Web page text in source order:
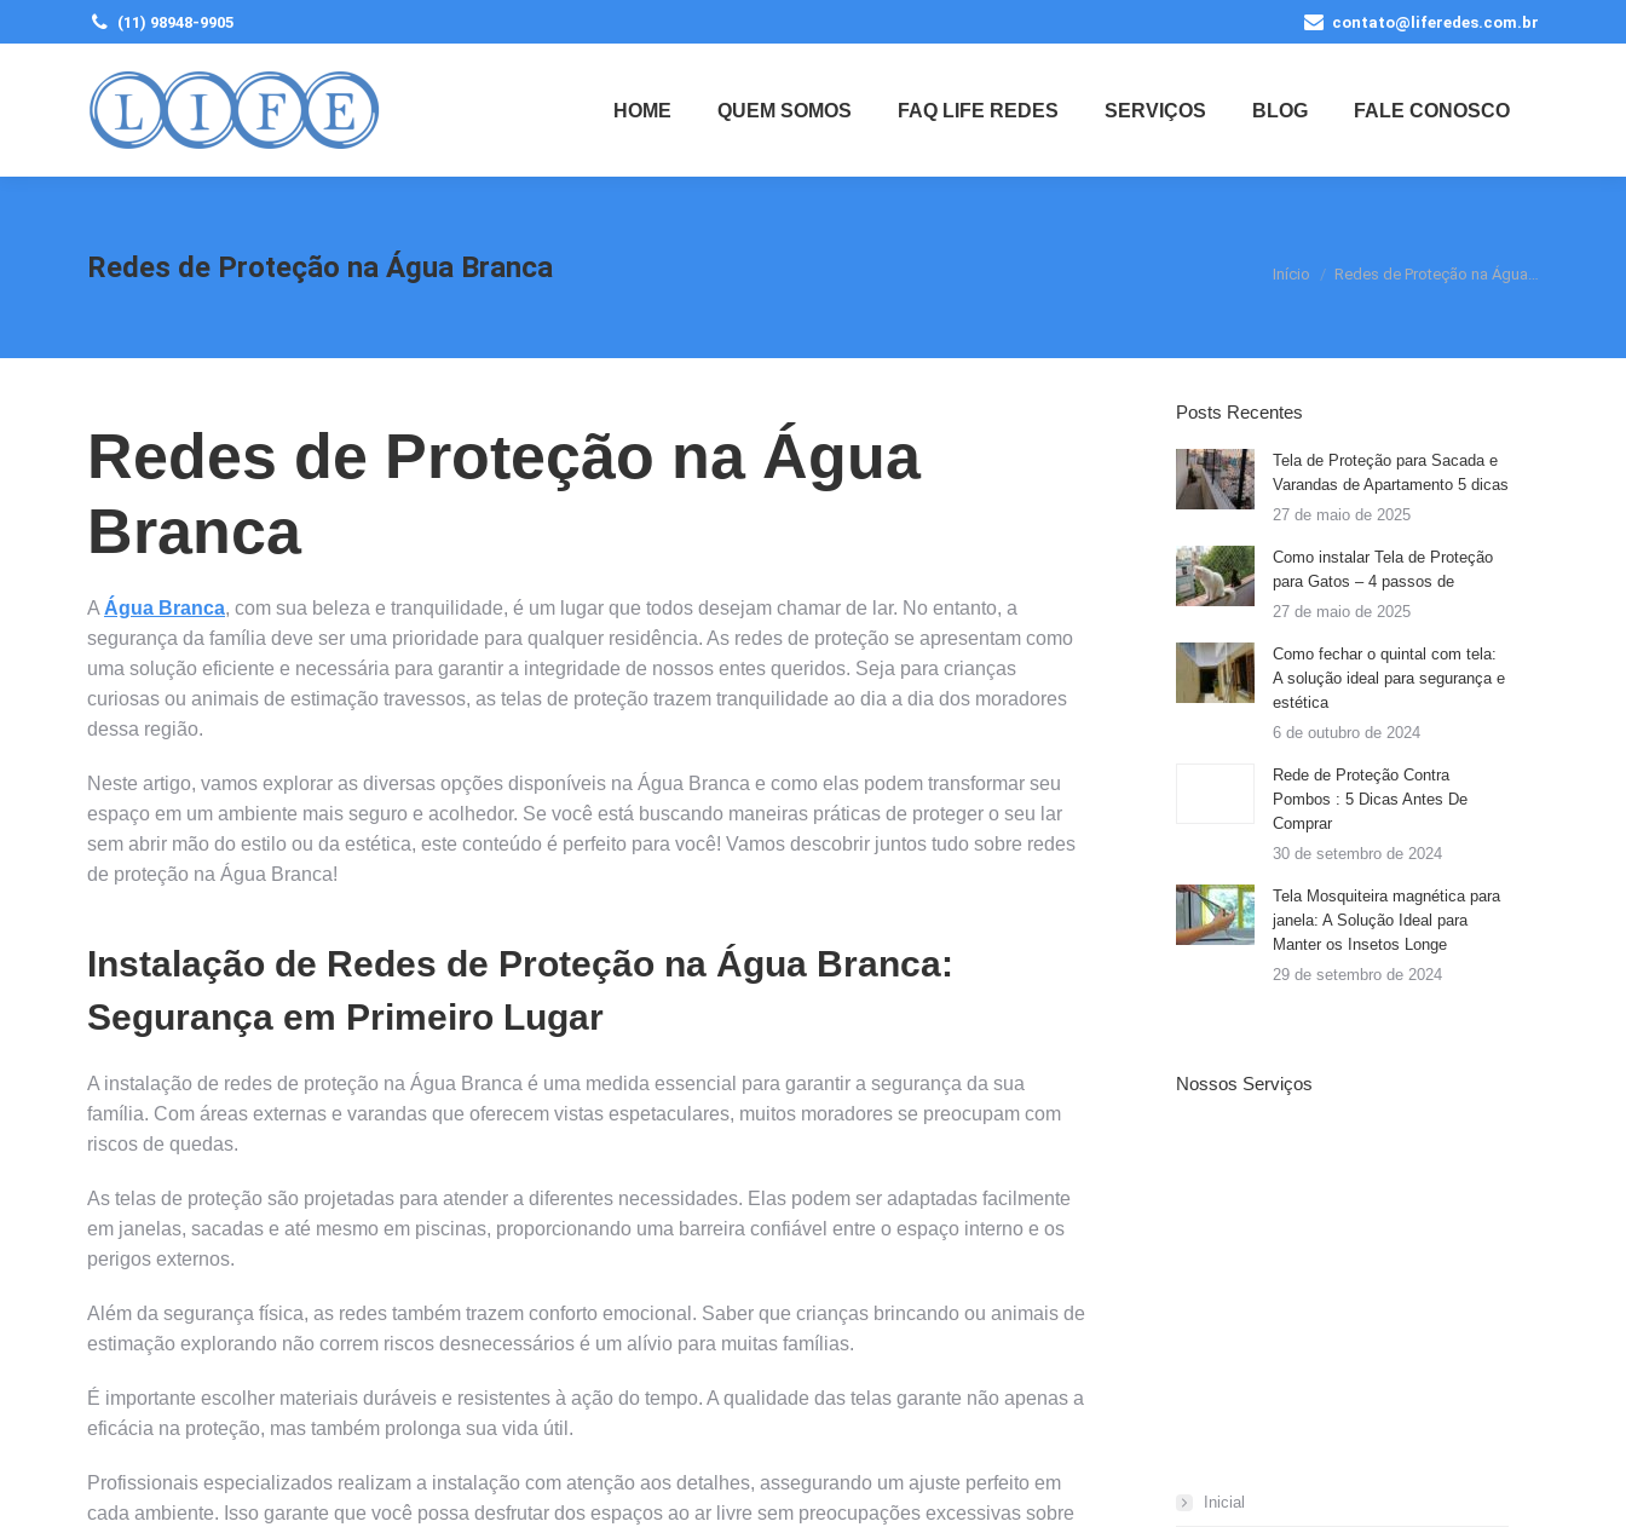
(11) 98948-9905 contato@liferedes.com.br
HOME QUEM SOMOS FAQ LIFE REDES SERVIÇOS BLOG FALE CONOSCO
Redes de Proteção na Água Branca Você está aqui:
Início Redes de Proteção na Água…
Redes de Proteção na Água
Branca
A Água Branca, com sua beleza e tranquilidade, é um lugar que todos desejam chamar de lar. No entanto, a
segurança da família deve ser uma prioridade para qualquer residência. As redes de proteção se apresentam como
uma solução eficiente e necessária para garantir a integridade de nossos entes queridos. Seja para crianças
curiosas ou animais de estimação travessos, as telas de proteção trazem tranquilidade ao dia a dia dos moradores
dessa região.
Neste artigo, vamos explorar as diversas opções disponíveis na Água Branca e como elas podem transformar seu
espaço em um ambiente mais seguro e acolhedor. Se você está buscando maneiras práticas de proteger o seu lar
sem abrir mão do estilo ou da estética, este conteúdo é perfeito para você! Vamos descobrir juntos tudo sobre redes
de proteção na Água Branca!
Instalação de Redes de Proteção na Água Branca:
Segurança em Primeiro Lugar
A instalação de redes de proteção na Água Branca é uma medida essencial para garantir a segurança da sua
família. Com áreas externas e varandas que oferecem vistas espetaculares, muitos moradores se preocupam com
riscos de quedas.
As telas de proteção são projetadas para atender a diferentes necessidades. Elas podem ser adaptadas facilmente
em janelas, sacadas e até mesmo em piscinas, proporcionando uma barreira confiável entre o espaço interno e os
perigos externos.
Além da segurança física, as redes também trazem conforto emocional. Saber que crianças brincando ou animais de
estimação explorando não correm riscos desnecessários é um alívio para muitas famílias.
É importante escolher materiais duráveis e resistentes à ação do tempo. A qualidade das telas garante não apenas a
eficácia na proteção, mas também prolonga sua vida útil.
Profissionais especializados realizam a instalação com atenção aos detalhes, assegurando um ajuste perfeito em
cada ambiente. Isso garante que você possa desfrutar dos espaços ao ar livre sem preocupações excessivas sobre
Posts Recentes
Tela de Proteção para Sacada e
Varandas de Apartamento 5 dicas
27 de maio de 2025
Como instalar Tela de Proteção
para Gatos – 4 passos de
27 de maio de 2025
Como fechar o quintal com tela:
A solução ideal para segurança e
estética
6 de outubro de 2024
Rede de Proteção Contra
Pombos : 5 Dicas Antes De
Comprar
30 de setembro de 2024
Tela Mosquiteira magnética para
janela: A Solução Ideal para
Manter os Insetos Longe
29 de setembro de 2024
Nossos Serviços
Inicial